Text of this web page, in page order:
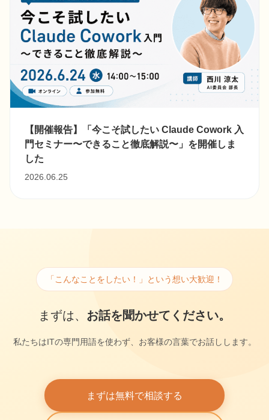
【開催報告】「今こそ試したい Claude Cowork 入
門セミナー〜できること徹底解説〜」を開催しま
した
2026.06.25
「こんなことをしたい！」という想い大歓迎！
まずは、 お話を聞かせてください。
私たちはITの専門用語を使わず、お客様の言葉でお話しします。
まずは無料で相談する